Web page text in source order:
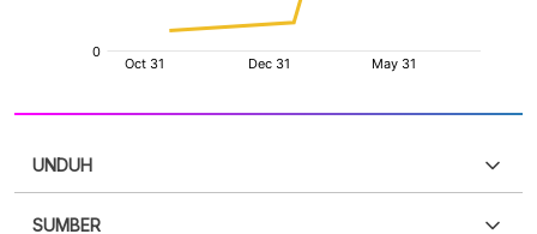
UNDUH
SUMBER